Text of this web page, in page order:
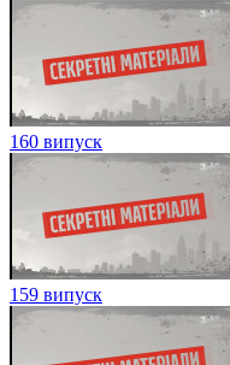
160 випуск
159 випуск